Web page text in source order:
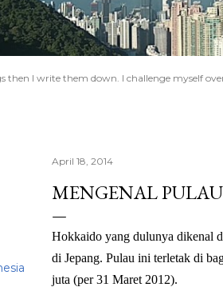
then I write them down. I challenge myself
April 18, 2014
MENGENAL
Hokkaido yang dulunya dikenal
di Jepang. Pulau ini terletak di
juta (per 31 Maret 2012).